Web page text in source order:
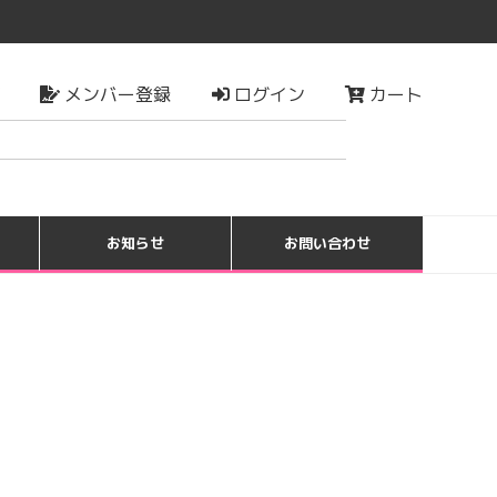
メンバー登録 ログイン カート
お知らせ お問い合わせ